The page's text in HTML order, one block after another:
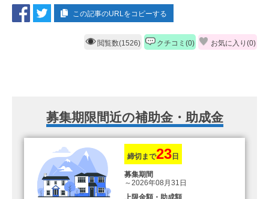
この記事のURLをコピーする
閲覧数(1526) クチコミ(0) お気に入り(0)
募集期限間近の補助金・助成金
締切まで23 日
募集期間
～2026年08月31日